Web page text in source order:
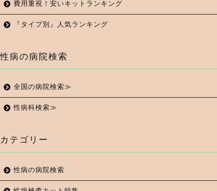
費用重視！安いキットランキング
『タイプ別』人気ランキング
性病の病院検索
全国の病院検索≫
性病科検索≫
カテゴリー
性病の病院検索